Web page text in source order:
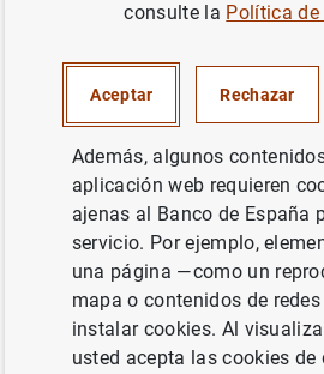
ESPAÑA
Evolución económica y
del euro por sectores
trimestre de 2014 (470
consulte la Política de
Aceptar Rechazar
Además, algunos
aplicación web requieren
ajenas al Banco de España
servicio. Por ejemplo,
una página —como un
mapa o contenidos de
instalar cookies. Al
usted acepta las cookies de